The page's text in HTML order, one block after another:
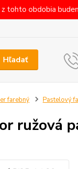
tohto obdobia
Hľadať
farebný Pastelový
ružová